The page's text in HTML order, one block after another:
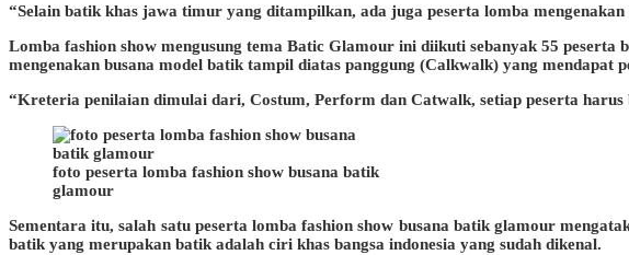
“Selain batik khas jawa timur yang ditampilkan, ada juga peserta lomba
Lomba fashion show mengusung tema Batic Glamour ini diikuti sebanyak 55
mengenakan busana model batik tampil diatas panggung (Calkwalk) yang mendapat
“Kreteria penilaian dimulai dari, Costum, Perform dan Catwalk, setiap peserta
foto peserta lomba fashion show busana batik
glamour
Sementara itu, salah satu peserta lomba fashion show busana batik glamour
batik yang merupakan batik adalah ciri khas bangsa indonesia yang sudah dikenal.